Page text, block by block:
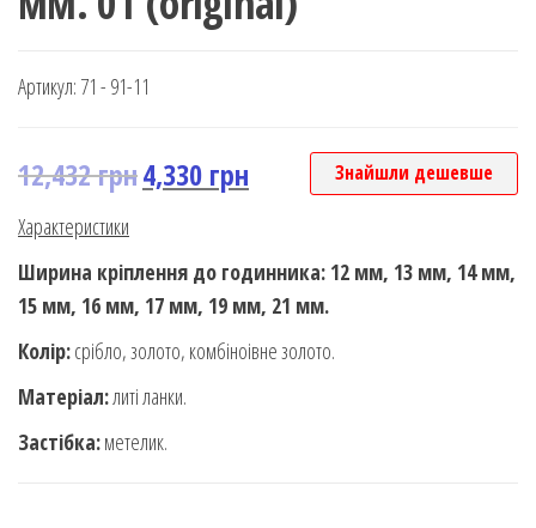
Артикул: 71 - 91-11
12,432грн4,330 грн Знайшли дешевше
Характеристики
Ширина кріплення до годинника: 12 мм, 13 мм, 14 мм,
15 мм, 16 мм, 17 мм, 19 мм, 21 мм.
Колір:срібло, золото, комбіноівне золото.
Матеріал:литі ланки.
Застібка:метелик.